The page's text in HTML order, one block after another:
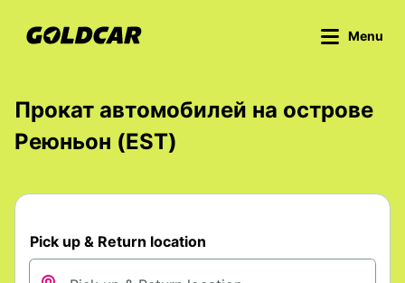
Menu
Прокат автомобилей на острове
Реюньон (EST)
Pick up & Return location